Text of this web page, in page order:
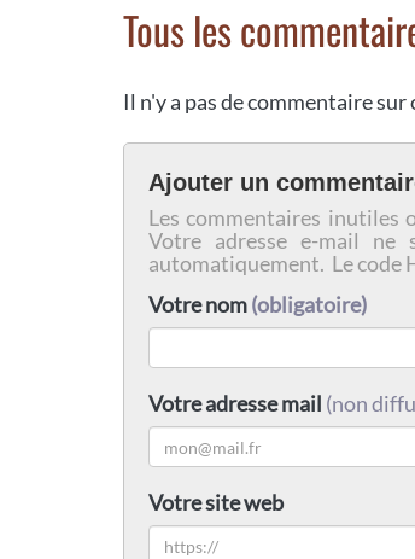
Tous les
Il n'y a pas de commentaire
Ajouter un
Les commentaires inutiles
Votre adresse e-mail ne
automatiquement. Le code
Votre nom(obligatoire)
Votre adresse mail (non
Votre site web